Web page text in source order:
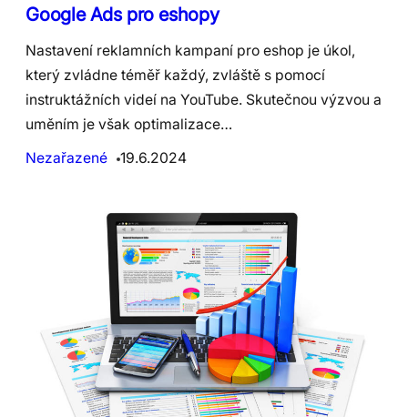
Google Ads pro eshopy
Nastavení reklamních kampaní pro eshop je úkol,
který zvládne téměř každý, zvláště s pomocí
instruktážních videí na YouTube. Skutečnou výzvou a
uměním je však optimalizace…
Nezařazené
19.6.2024